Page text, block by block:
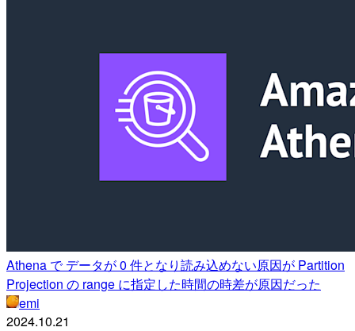
Athena で データが 0 件となり読み込めない原因が Partition
Projection の range に指定した時間の時差が原因だった
emi
2024.10.21